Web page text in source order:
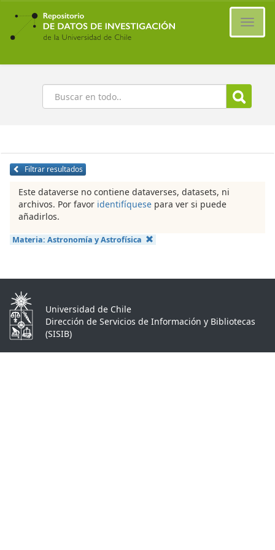
Ir
contenido
principal
Buscar
Filtrar resultados
Este dataverse no contiene dataverses, datasets, ni
archivos. Por favor identifíquese para ver si puede
añadirlos.
Materia: Astronomía y Astrofísica
Universidad de Chile
Dirección de Servicios de Información y Bibliotecas
(SISIB)